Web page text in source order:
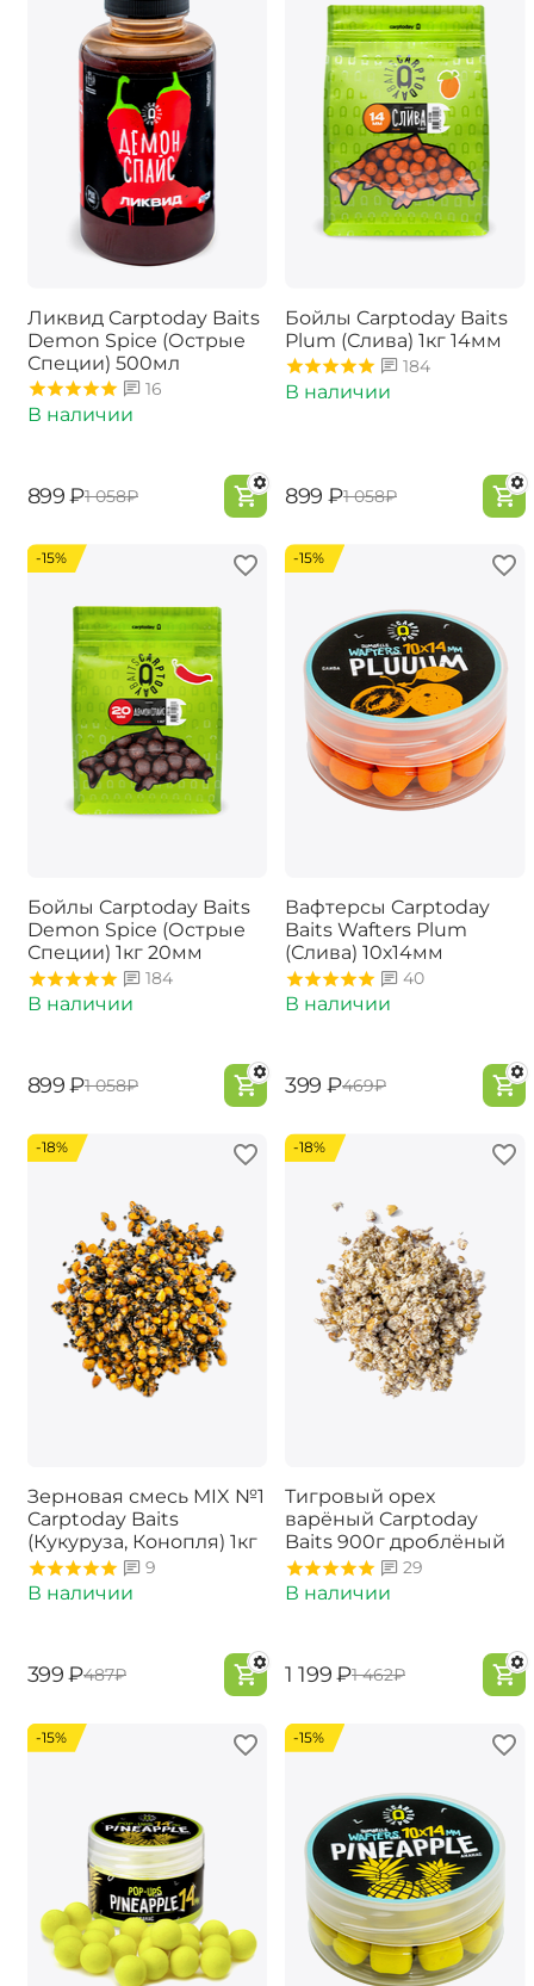
Ликвид Carptoday Baits
Demon Spice (Острые
Специи) 500мл
16
В наличии
‍899‍ ₽‍1 058‍₽
Бойлы Carptoday Baits
Plum (Слива) 1кг 14мм
184
В наличии
‍899‍ ₽‍1 058‍₽
-15%
Бойлы Carptoday Baits
Demon Spice (Острые
Специи) 1кг 20мм
184
В наличии
‍899‍ ₽‍1 058‍₽
-15%
Вафтерсы Carptoday
Baits Wafters Plum
(Слива) 10х14мм
40
В наличии
‍399‍ ₽‍469‍₽
-18%
Зерновая смесь MIX №1
Carptoday Baits
(Кукуруза, Конопля) 1кг
9
В наличии
‍399‍ ₽‍487‍₽
-18%
Тигровый орех
варёный Carptoday
Baits 900г дроблёный
29
В наличии
‍1 199‍₽‍1 462‍₽
-15% -15%